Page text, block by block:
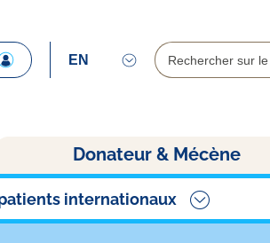
Rechercher
internationaux
Donateur & Mécène